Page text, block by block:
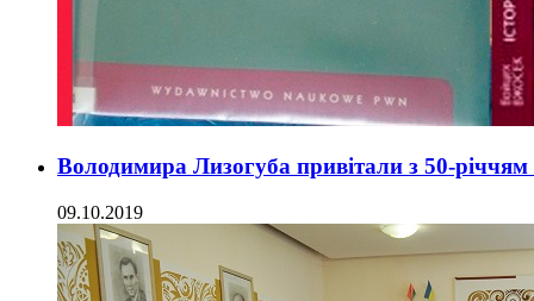
Володимира Лизогуба привітали з 50-річчям
09.10.2019